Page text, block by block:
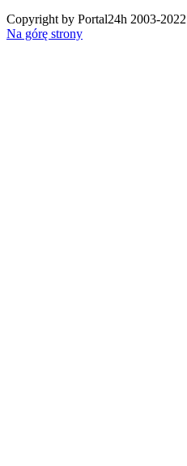
Copyright by Portal24h 2003-2022
Na górę strony